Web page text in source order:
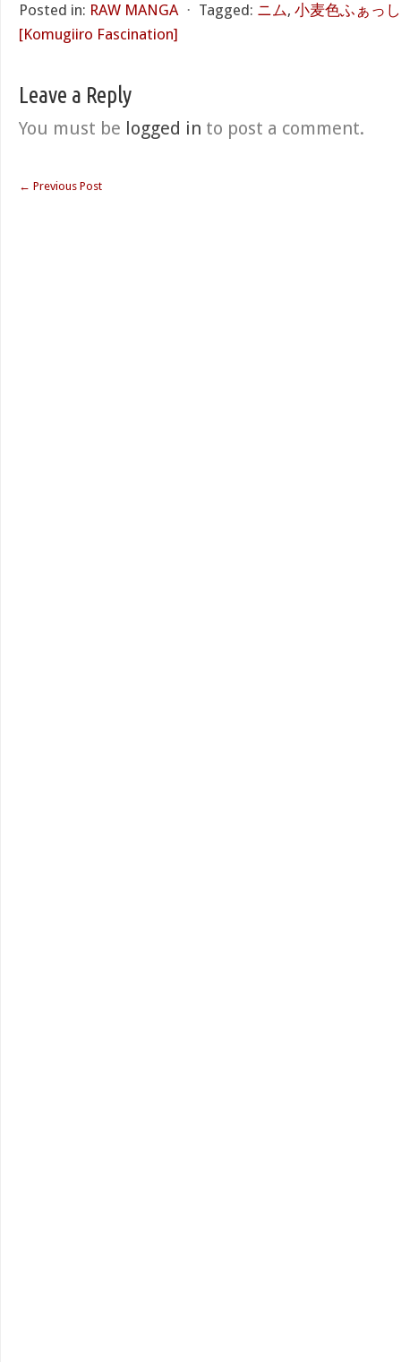
Posted in: RAW MANGA ⋅ Tagged: ニム, 小麦色ふぁっ
[Komugiiro Fascination]
Leave a Reply
You must be logged in to post a comment.
← Previous Post